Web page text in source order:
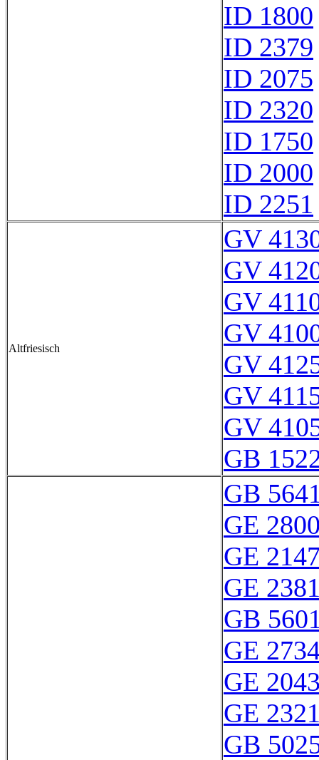
ID 1800
ID 2379
ID 2075
ID 2320
ID 1750
ID 2000
ID 2251
Altfriesisch
GV
GV
GV
GV
GV
GV
GV
GB
GB
GE
GE
GE
GB
GE
GE
GE
GB